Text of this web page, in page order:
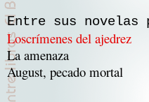
Entre sus novelas
Loscrímenes del ajedrez
La amenaza
August, pecado mortal